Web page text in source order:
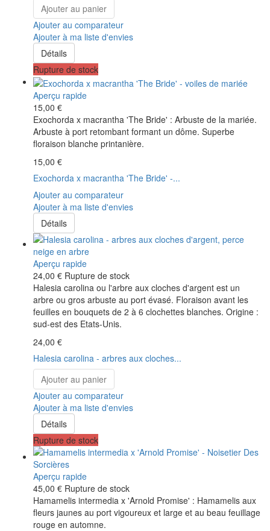
Ajouter au panier
Ajouter au comparateur
Ajouter à ma liste d'envies
Détails
Rupture de stock
Aperçu rapide
15,00 €
Exochorda x macrantha 'The Bride' : Arbuste de la mariée.
Arbuste à port retombant formant un dôme. Superbe
floraison blanche printanière.
15,00 €
Exochorda x macrantha 'The Bride' -...
Ajouter au comparateur
Ajouter à ma liste d'envies
Détails
Aperçu rapide
24,00 € Rupture de stock
Halesia carolina ou l'arbre aux cloches d'argent est un
arbre ou gros arbuste au port évasé. Floraison avant les
feuilles en bouquets de 2 à 6 clochettes blanches. Origine :
sud-est des Etats-Unis.
24,00 €
Halesia carolina - arbres aux cloches...
Ajouter au panier
Ajouter au comparateur
Ajouter à ma liste d'envies
Détails
Rupture de stock
Aperçu rapide
45,00 € Rupture de stock
Hamamelis intermedia x 'Arnold Promise' : Hamamelis aux
fleurs jaunes au port vigoureux et large et au beau feuillage
rouge en automne.